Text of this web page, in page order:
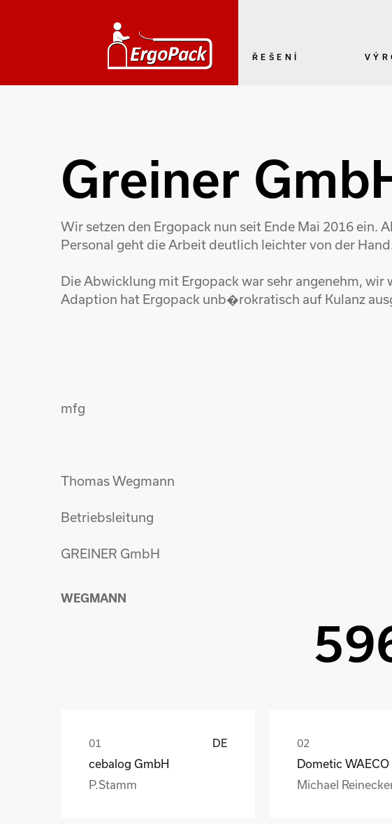
ŘEŠENÍ
Greiner
Wir setzen den Ergopack nun seit Ende Mai 2016
Personal geht die Arbeit deutlich leichter von der
Die Abwicklung mit Ergopack war sehr angenehm,
Adaption hat Ergopack unb�rokratisch auf Kulanz
mfg
Thomas Wegmann
Betriebsleitung
GREINER GmbH
WEGMANN
DE
cebalog GmbH
P.Stamm
Michael